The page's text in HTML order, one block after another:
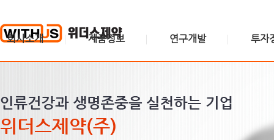
회사소개 제품정보 연구개발 투자
인사말
혁
리경영
제품소개
제품소식